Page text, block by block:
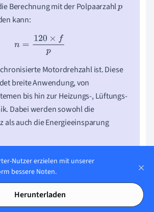
Berechnung mit der Polpaarzahlp
kann:
n= 120×fp
Motordrehzahl ist. Diese
breite Anwendung, von
bis hin zur Heizungs-, Lüftungs-
Dabei werden sowohl die
als auch die Energieeinsparung
- Das Wichtigste
: Prozess für sicheren Start von
Bestandteil in
Nutzer erzielen mit unserer
bessere Noten.
Herunterladen